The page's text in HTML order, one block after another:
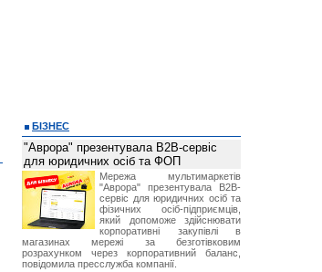
БІЗНЕС
"Аврора" презентувала B2B-сервіс
для юридичних осіб та ФОП
Мережа мультимаркетів
"Аврора" презентувала B2B-
сервіс для юридичних осіб та
фізичних осіб-підприємців,
який допоможе здійснювати
корпоративні закупівлі в
магазинах мережі за безготівковим
розрахунком через корпоративний баланс,
повідомила пресслужба компанії.